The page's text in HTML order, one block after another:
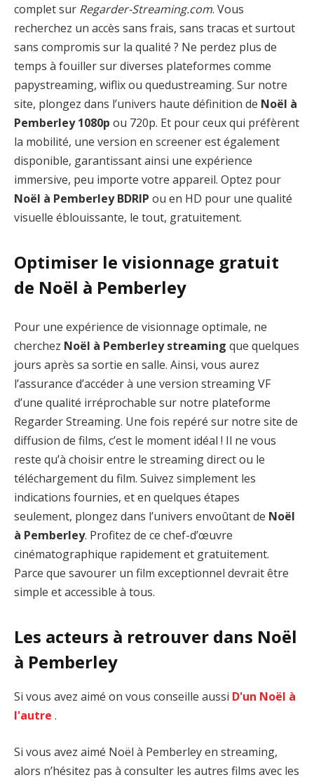
complet sur Regarder-Streaming.com. Vous
recherchez un accès sans frais, sans tracas et surtout
sans compromis sur la qualité ? Ne perdez plus de
temps à fouiller sur diverses plateformes comme
papystreaming, wiflix ou quedustreaming. Sur notre
site, plongez dans l’univers haute définition de Noël à
Pemberley 1080p ou 720p. Et pour ceux qui préfèrent
la mobilité, une version en screener est également
disponible, garantissant ainsi une expérience
immersive, peu importe votre appareil. Optez pour
Noël à Pemberley BDRIP ou en HD pour une qualité
visuelle éblouissante, le tout, gratuitement.
Optimiser le visionnage gratuit
de Noël à Pemberley
Pour une expérience de visionnage optimale, ne
cherchez Noël à Pemberley streaming que quelques
jours après sa sortie en salle. Ainsi, vous aurez
l’assurance d’accéder à une version streaming VF
d’une qualité irréprochable sur notre plateforme
Regarder Streaming. Une fois repéré sur notre site de
diffusion de films, c’est le moment idéal ! Il ne vous
reste qu’à choisir entre le streaming direct ou le
téléchargement du film. Suivez simplement les
indications fournies, et en quelques étapes
seulement, plongez dans l’univers envoûtant de Noël
à Pemberley. Profitez de ce chef-d’œuvre
cinématographique rapidement et gratuitement.
Parce que savourer un film exceptionnel devrait être
simple et accessible à tous.
Les acteurs à retrouver dans Noël
à Pemberley
Si vous avez aimé on vous conseille aussi D'un Noël à
l'autre .
Si vous avez aimé Noël à Pemberley en streaming,
alors n’hésitez pas à consulter les autres films avec les